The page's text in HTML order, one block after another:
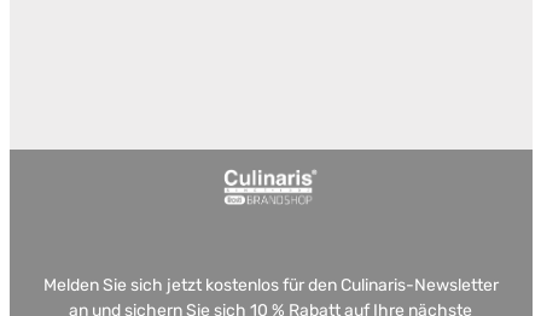
Melden Sie sich jetzt kostenlos für den Culinaris-Newsletter
an und sichern Sie sich 10 % Rabatt auf Ihre nächste